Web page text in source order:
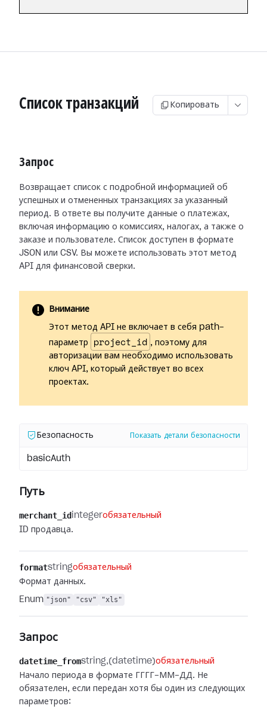
Список транзакций Копировать
Запрос
Возвращает список с подробной информацией об
успешных и отмененных транзакциях за указанный
период. В ответе вы получите данные о платежах,
включая информацию о комиссиях, налогах, а также о
заказе и пользователе. Список доступен в формате
JSON или CSV. Вы можете использовать этот метод
API для финансовой сверки.
Внимание
Этот метод API не включает в себя path-
параметр
project_id , поэтому для
авторизации вам необходимо использовать
ключ API, который действует во всех
проектах.
Безопасность Показать детали безопасности
basicAuth
Путь
merchant_id integerобязательный
ID продавца.
formatstringобязательный
Формат данных.
Enum "json" "csv" "xls"
Запрос
datetime_fromstring (datetime)обязательный
Начало периода в формате ГГГГ-ММ-ДД. Не
обязателен, если передан хотя бы один из следующих
параметров: